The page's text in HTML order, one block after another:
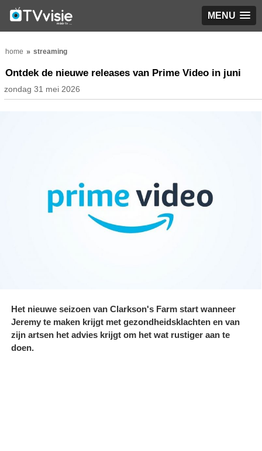
MENU
home streaming
Ontdek de nieuwe releases van Prime Video in juni
zondag 31 mei 2026
Het nieuwe seizoen van Clarkson's Farm start wanneer
Jeremy te maken krijgt met gezondheidsklachten en van
zijn artsen het advies krijgt om het wat rustiger aan te
doen.